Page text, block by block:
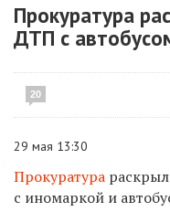
Прокуратура
ДТП с
20
29 мая 13:30
Прокуратура
с иномаркой и